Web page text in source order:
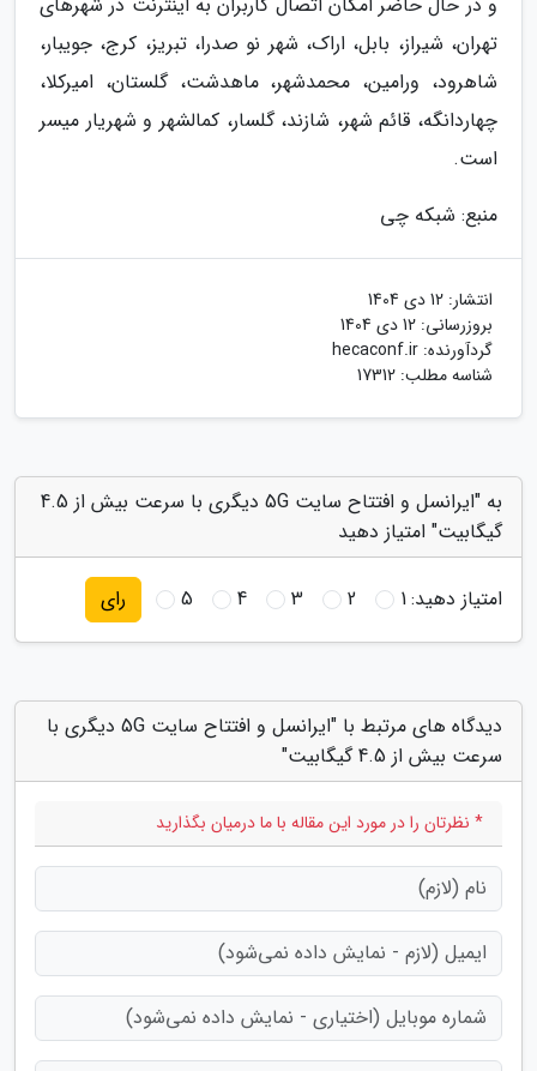
تهران، شیراز، بابل، اراک، شهر نو صدرا، تبریز، کرج، جویبار،
شاهرود، ورامین، محمدشهر، ماهدشت، گلستان، امیرکلا،
چهاردانگه، قائم شهر، شازند، گلسار، کمالشهر و شهریار میسر
است.
منبع: شبکه چی
انتشار: 12 دی 1404
بروزرسانی: 12 دی 1404
گردآورنده: hecaconf.ir
شناسه مطلب: 17312
به "ایرانسل و افتتاح سایت 5G دیگری با سرعت بیش از 4.5
گیگابیت" امتیاز دهید
امتیاز دهید:1
2
3
4
5 رای
دیدگاه های مرتبط با "ایرانسل و افتتاح سایت 5G دیگری با
سرعت بیش از 4.5 گیگابیت"
* نظرتان را در مورد این مقاله با ما درمیان بگذارید